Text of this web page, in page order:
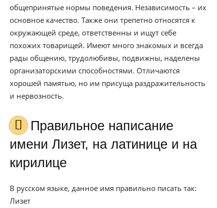
общепринятые нормы поведения. Независимость – их
основное качество. Также они трепетно относятся к
окружающей среде, ответственны и ищут себе
похожих товарищей. Имеют много знакомых и всегда
рады общению, трудолюбивы, подвижны, наделены
организаторскими способностями. Отличаются
хорошей памятью, но им присуща раздражительность
и нервозность.
Правильное написание
имени Лизет, на латинице и на
кирилице
В русском языке, данное имя правильно писать так:
Лизет